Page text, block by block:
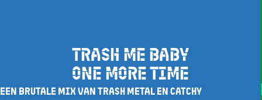
TRASH ME BABY
ONE MORE TIME
EEN BRUTALE MIX VAN TRASH METAL EN CATCHY